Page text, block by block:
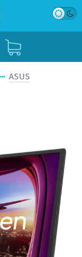
ASUS